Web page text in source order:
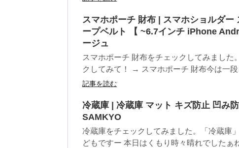
スマホポーチ 財布 | スマホショルダ
ープベルト 【 ~6.7インチ iPhone
ージュ
スマホポーチ 財布をチェックしてみました
クしてみて！ → スマホポーチ 財布今は一段
記事を読む
冷蔵庫 | 冷蔵庫 マット キズ防止 凹み
SAMKYO
冷蔵庫をチェックしてみました。「冷蔵庫
どもですー 本日はくもり時々晴れでしたぁ